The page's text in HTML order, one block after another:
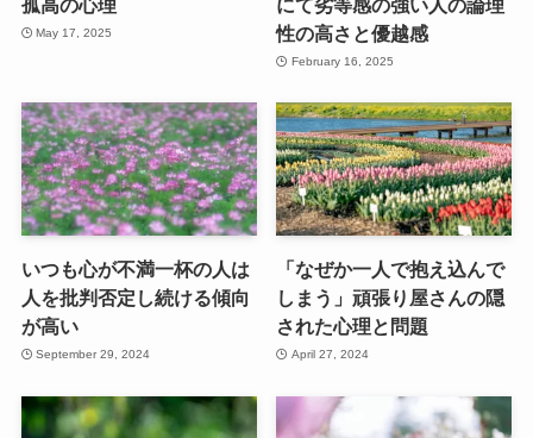
孤高の心理
May 17, 2025
にて劣等感の強い人の論理
性の高さと優越感
February 16, 2025
いつも心が不満一杯の人は
人を批判否定し続ける傾向
が高い
September 29, 2024
「なぜか一人で抱え込んで
しまう」頑張り屋さんの隠
された心理と問題
April 27, 2024